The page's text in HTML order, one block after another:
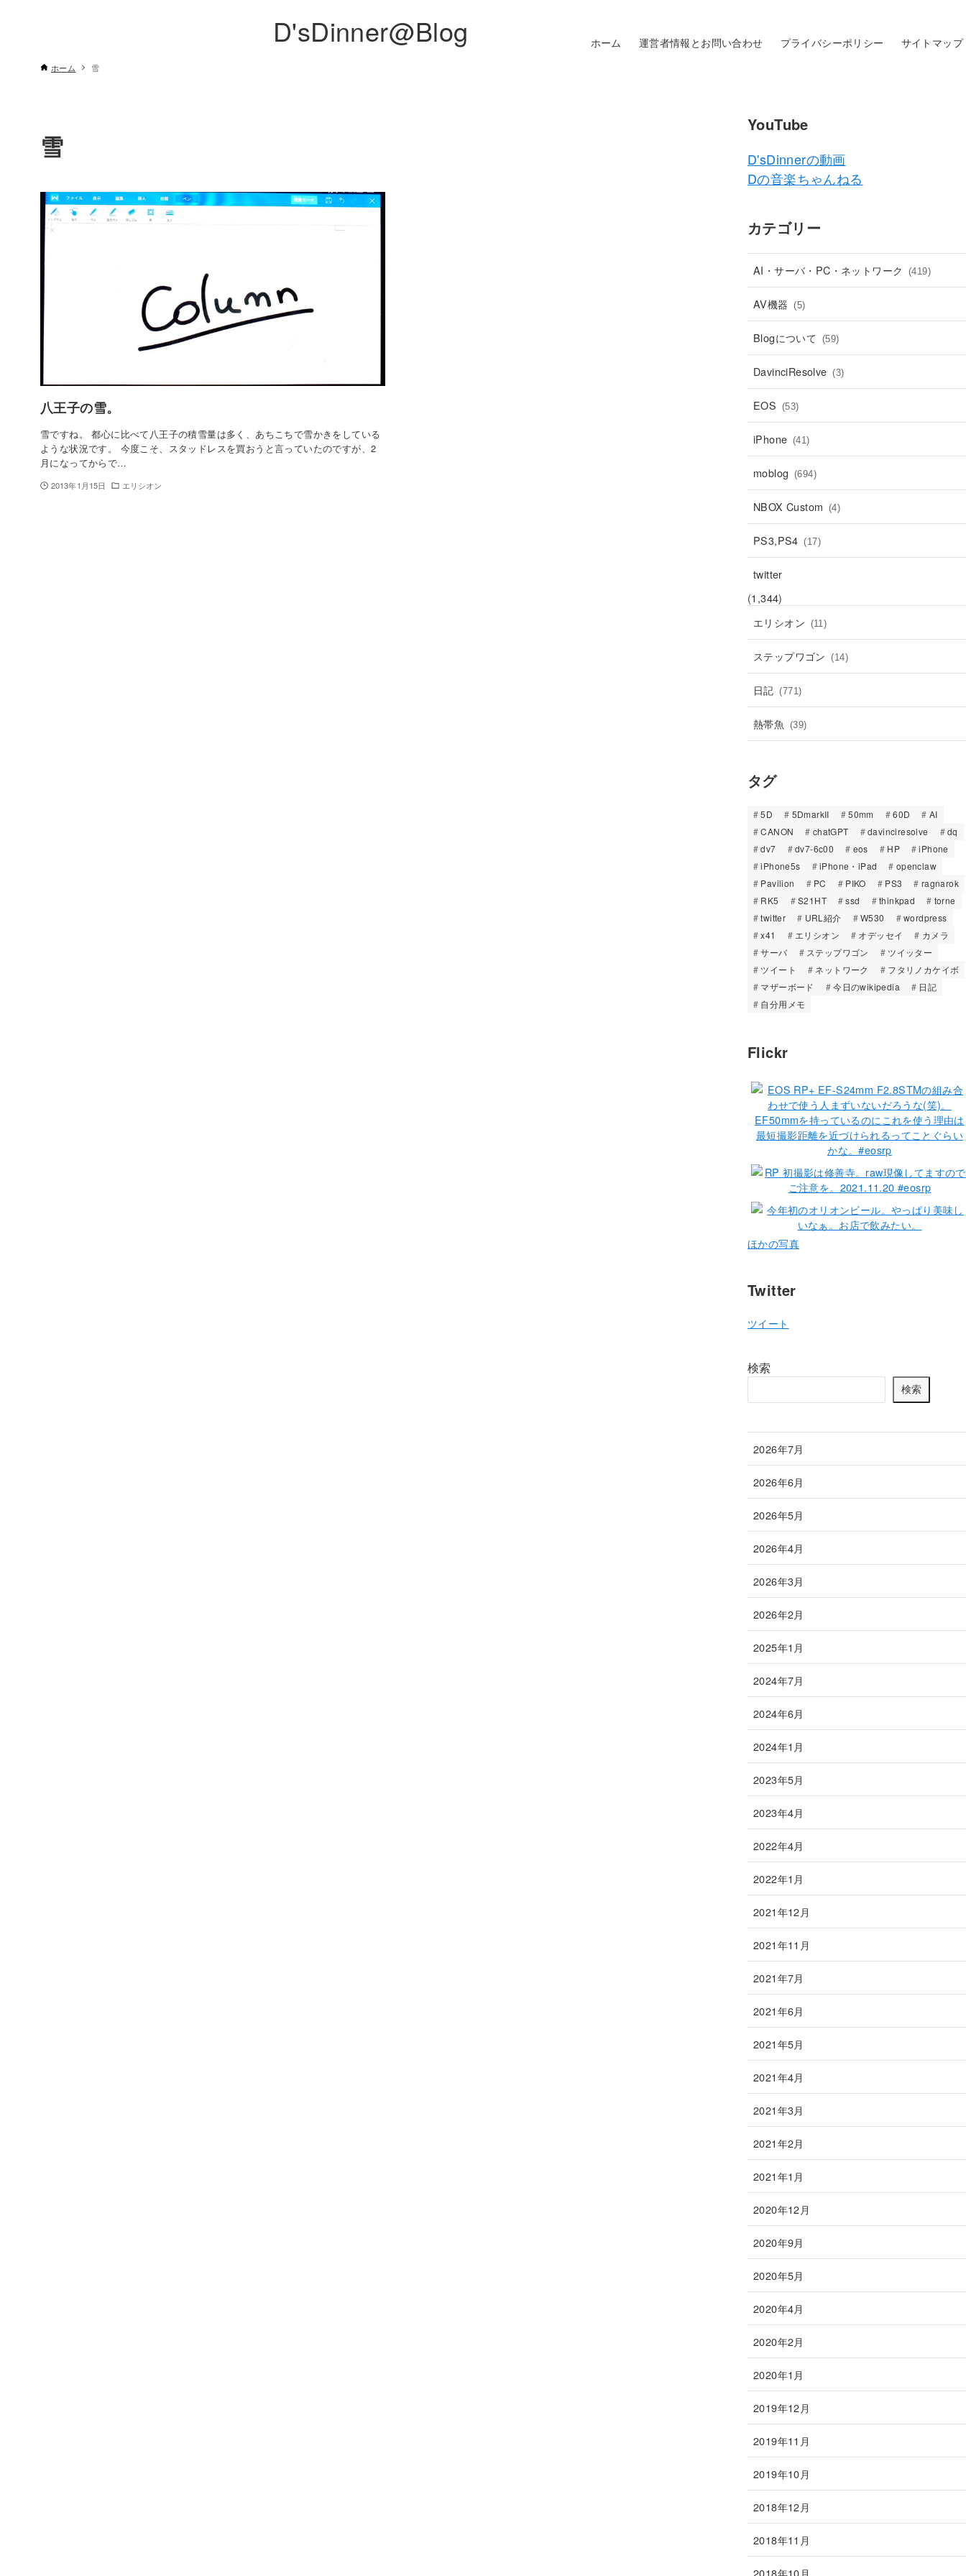
D'sDinner@Blog ホーム 運営者情報とお問い合わせ プライバシーポリシー サイトマップ
ホーム 雪
雪
八王子の雪。
雪ですね。 都心に比べて八王子の積雪量は多く、あちこちで雪かきをしている
ような状況です。 今度こそ、スタッドレスを買おうと言っていたのですが、2
月になってからで…
2013年1月15日 エリシオン
YouTube
D'sDinnerの動画
Dの音楽ちゃんねる
カテゴリー
AI・サーバ・PC・ネットワーク (419)
AV機器 (5)
Blogについて (59)
DavinciResolve (3)
EOS (53)
iPhone (41)
moblog (694)
NBOX Custom (4)
PS3,PS4 (17)
twitter
(1,344)
エリシオン (11)
ステップワゴン (14)
日記 (771)
熱帯魚 (39)
タグ
5D 5DmarkII 50mm 60D
AI
CANON
chatGPT davinciresolve
dq
dv7
dv7-6c00 eos HP
iPhone
iPhone5s
iPhone・iPad
openclaw
Pavilion
PC PIKO PS3
ragnarok
RK5
S21HT ssd thinkpad
torne
twitter
URL紹介 W530
wordpress
x41
エリシオン オデッセイ
カメラ
サーバ
ステップワゴン
ツイッター
ツイート
ネットワーク
フタリノカケイボ
マザーボード
今日のwikipedia
日記
自分用メモ
Flickr
ほかの写真
Twitter
ツイート
検索
検索
2026年7月
2026年6月
2026年5月
2026年4月
2026年3月
2026年2月
2025年1月
2024年7月
2024年6月
2024年1月
2023年5月
2023年4月
2022年4月
2022年1月
2021年12月
2021年11月
2021年7月
2021年6月
2021年5月
2021年4月
2021年3月
2021年2月
2021年1月
2020年12月
2020年9月
2020年5月
2020年4月
2020年2月
2020年1月
2019年12月
2019年11月
2019年10月
2018年12月
2018年11月
2018年10月